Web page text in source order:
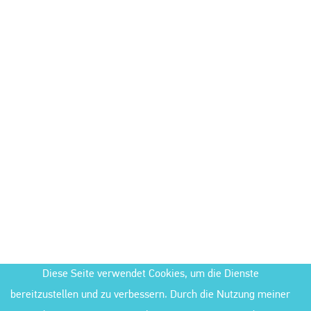
Diese Seite verwendet Cookies, um die Dienste
bereitzustellen und zu verbessern. Durch die Nutzung meiner